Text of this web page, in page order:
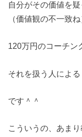
自分がその価値を
（価値観の不一致ね
120万円のコーチン
それを扱う人による
です＾＾
こういうの、あま